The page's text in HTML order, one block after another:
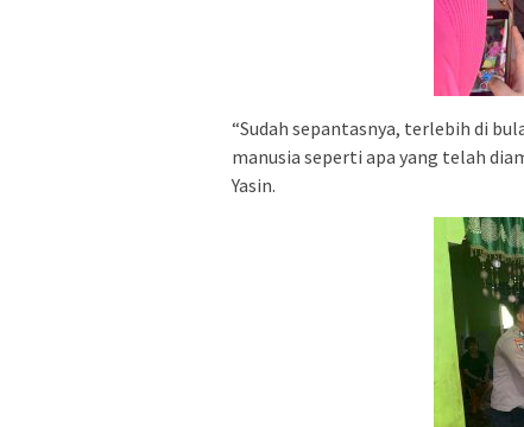
“Sudah sepantasnya, terlebih di
manusia seperti apa yang telah
Yasin.